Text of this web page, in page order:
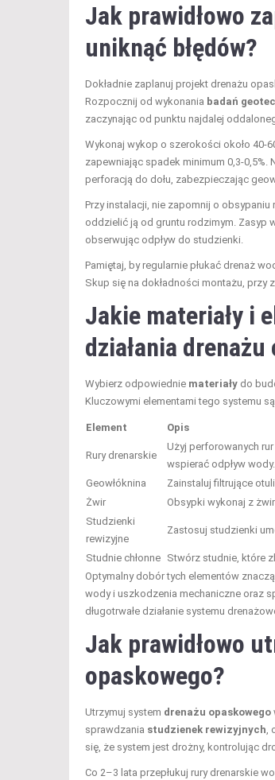
Jak prawidłowo
uniknąć błędów?
Dokładnie zaplanuj projekt drenażu
Rozpocznij od wykonania badań
zaczynając od punktu najdalej
Wykonaj wykop o szerokości około 40-
zapewniając spadek minimum 0,3-
perforacją do dołu, zabezpieczając
Przy instalacji, nie zapomnij o
oddzielić ją od gruntu rodzimym. Zasyp
obserwując odpływ do studzienki.
Pamiętaj, by regularnie płukać drenaż
Skup się na dokładności montażu,
Jakie materiały i
działania
Wybierz odpowiednie materiały do
Kluczowymi elementami tego systemu
Element Opis
Rury drenarskie
Użyj perforowanych
wspierać odpływ wody.
Geowłóknina
Zainstaluj filtrujące
Żwir
Obsypki wykonaj z
Studzienki
rewizyjne
Zastosuj studzienki
Studnie chłonne Stwórz studnie, które
Optymalny dobór tych elementów
wody i uszkodzenia mechaniczne oraz
długotrwałe działanie systemu
Jak prawidłowo
opaskowego?
Utrzymuj system drenażu opaskowego
sprawdzania studzienek rewizyjnych,
się, że system jest drożny, kontrolując
Co 2–3 lata przepłukuj rury drenarskie